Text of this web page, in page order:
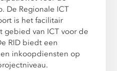
De Regionale ICT
is het facilitair
van ICT voor de
RID biedt een
inkoopdiensten op